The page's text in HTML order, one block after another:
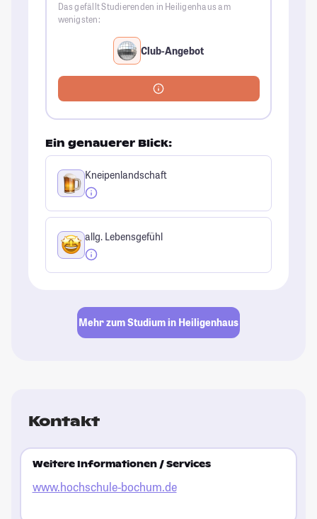
Das gefällt Studierenden in Heiligenhaus am
wenigsten:
Club-Angebot
Ein genauerer Blick:
Kneipenlandschaft
allg. Lebensgefühl
Mehr zum Studium in Heiligenhaus
Kontakt
Weitere Informationen / Services
www.hochschule-bochum.de